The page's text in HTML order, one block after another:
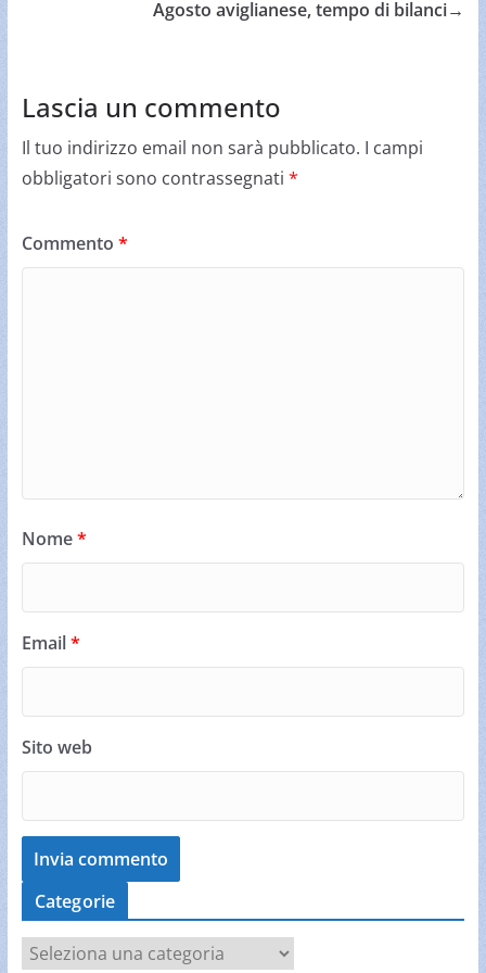
Agosto aviglianese, tempo di bilanci→
Lascia un commento
Il tuo indirizzo email non sarà pubblicato. I campi
obbligatori sono contrassegnati *
Commento *
Nome*
Email*
Sito web
Categorie